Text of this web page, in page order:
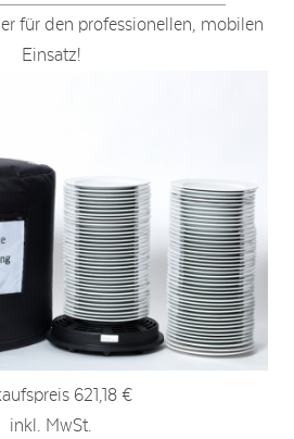
für den professionellen, mobilen
Einsatz!
621,18 €
inkl. MwSt.